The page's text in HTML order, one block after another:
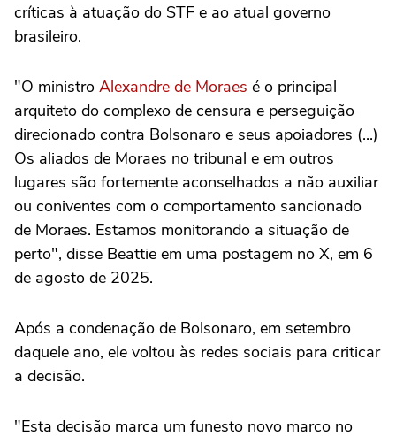
críticas à atuação do STF e ao atual governo
brasileiro.
"O ministro Alexandre de Moraes é o principal
arquiteto do complexo de censura e perseguição
direcionado contra Bolsonaro e seus apoiadores (...)
Os aliados de Moraes no tribunal e em outros
lugares são fortemente aconselhados a não auxiliar
ou coniventes com o comportamento sancionado
de Moraes. Estamos monitorando a situação de
perto", disse Beattie em uma postagem no X, em 6
de agosto de 2025.
Após a condenação de Bolsonaro, em setembro
daquele ano, ele voltou às redes sociais para criticar
a decisão.
"Esta decisão marca um funesto novo marco no